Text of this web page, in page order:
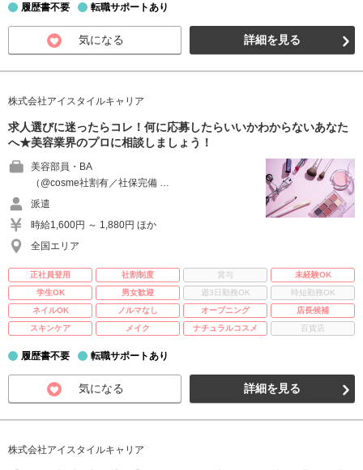
履歴書不要 転職サポートあり
気になる 詳細を見る
株式会社アイスタイルキャリア
求人選びに迷ったらコレ！何に応募したらいいかわからないあなた
へ★美容業界のプロに相談しましょう！
美容部員・BA
（@cosme社割有／社保完備 …
派遣
時給1,600円 ～ 1,880円 ほか
全国エリア
正社員登用 社割制度 賞与
未経験OK
学生OK
男女歓迎 週3日勤務OK
時短勤務OK
ネイルOK
ノルマなし オープニング
店長候補
スキンケア
メイク ナチュラルコスメ 百貨店
履歴書不要 転職サポートあり
気になる 詳細を見る
株式会社アイスタイルキャリア